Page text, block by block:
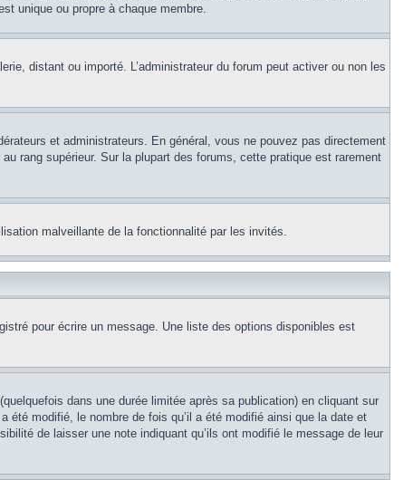
unique ou propre à chaque membre.
distant ou importé. L’administrateur du forum peut activer ou non les
et administrateurs. En général, vous ne pouvez pas directement
rang supérieur. Sur la plupart des forums, cette pratique est rarement
malveillante de la fonctionnalité par les invités.
pour écrire un message. Une liste des options disponibles est
dans une durée limitée après sa publication) en cliquant sur
été modifié, le nombre de fois qu’il a été modifié ainsi que la date et
de laisser une note indiquant qu’ils ont modifié le message de leur